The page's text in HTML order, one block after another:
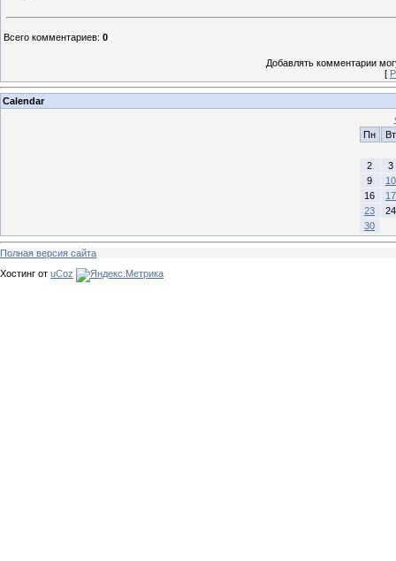
Всего комментариев: 0
Добавлять комментарии
[
Calendar
Пн
Вт
2
3
9
10
16
17
23
24
30
Полная версия сайта
Хостинг от uCoz